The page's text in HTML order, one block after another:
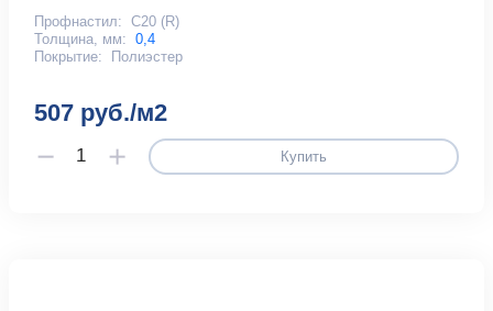
Профнастил: С20 (R)
Толщина, мм: 0,4
Покрытие:
Полиэстер
507 руб./м2
Купить